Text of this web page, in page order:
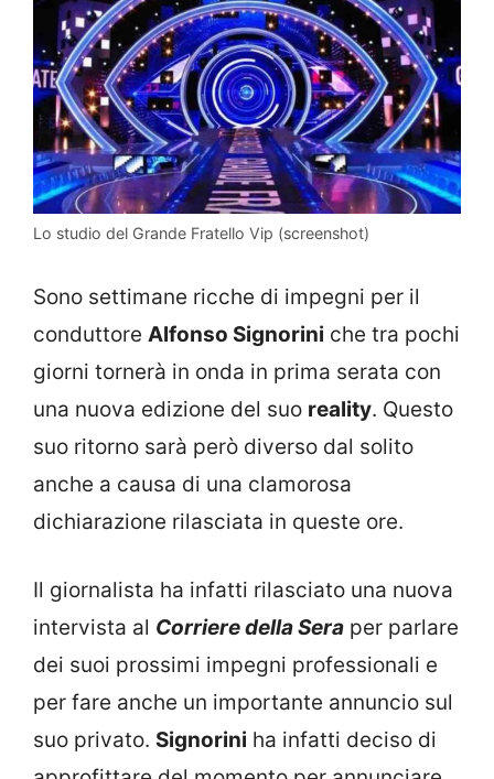
Lo studio del Grande Fratello Vip (screenshot)
Sono settimane ricche di impegni per il
conduttore Alfonso Signorini che tra pochi
giorni tornerà in onda in prima serata con
una nuova edizione del suo reality. Questo
suo ritorno sarà però diverso dal solito
anche a causa di una clamorosa
dichiarazione rilasciata in queste ore.
Il giornalista ha infatti rilasciato una nuova
intervista al Corriere della Sera per parlare
dei suoi prossimi impegni professionali e
per fare anche un importante annuncio sul
suo privato. Signorini ha infatti deciso di